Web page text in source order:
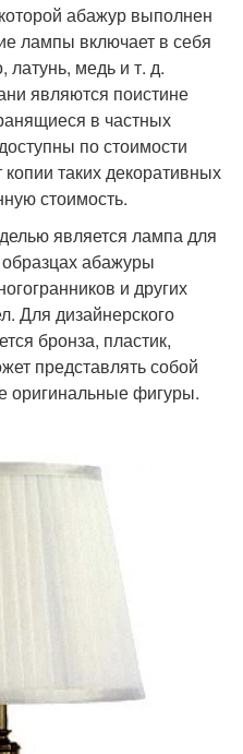
абажур выполнен
лампы включает в себя
латунь, медь и т. д.
являются поистине
в частных
по стоимости
таких декоративных
стоимость.
является лампа для
абажуры
и других
Для дизайнерского
бронза, пластик,
представлять собой
оригинальные фигуры.